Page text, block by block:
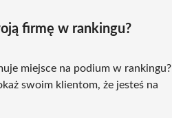
firmę w rankingu?
miejsce na podium w rankingu?
swoim klientom, że jesteś na